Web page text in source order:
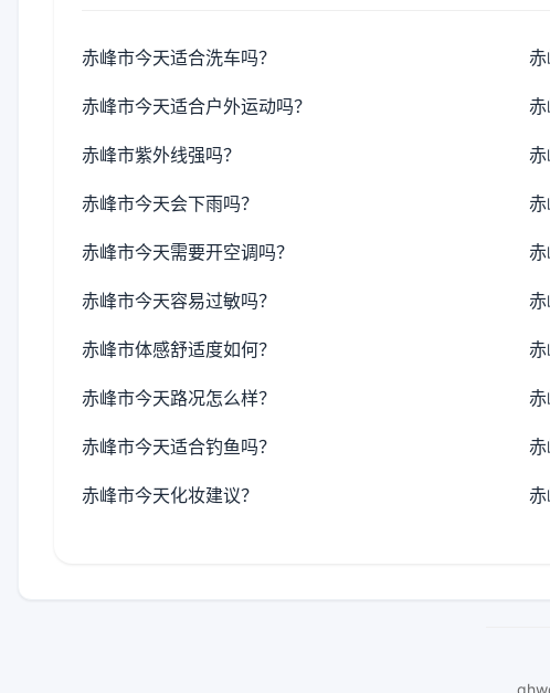
赤峰市今天适合洗车吗？ 赤
赤峰市今天适合户外运动吗？ 赤
赤峰市紫外线强吗？ 赤
赤峰市今天会下雨吗？ 赤
赤峰市今天需要开空调吗？ 赤
赤峰市今天容易过敏吗？ 赤
赤峰市体感舒适度如何？ 赤
赤峰市今天路况怎么样？ 赤
赤峰市今天适合钓鱼吗？ 赤
赤峰市今天化妆建议？ 赤